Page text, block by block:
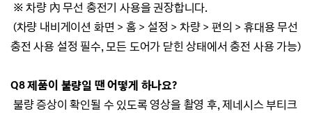
※ 차량 內 무선 충전기 사용을 권장합니다.
(차량 내비게이션 화면 > 홈 > 설정 > 차량 > 편의 > 휴대용 무선
충전 사용 설정 필수, 모든 도어가 닫힌 상태에서 충전 사용 가능)
Q8 제품이 불량일 땐 어떻게 하나요?
불량 증상이 확인될 수 있도록 영상을 촬영 후, 제네시스 부티크